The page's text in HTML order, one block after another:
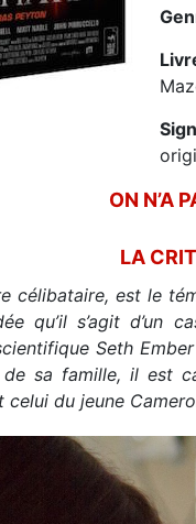
ON N’A
LA
célibataire, est le
qu’il s’agit d’un
Seth
sa famille, il est
celui du jeune